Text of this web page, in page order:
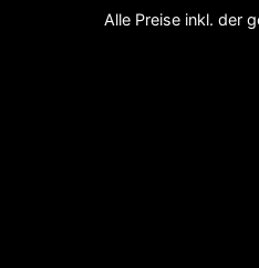
Alle Preise inkl. der